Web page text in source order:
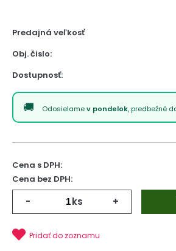
Predajná veľkosť
Obj. čislo:
Dostupnosť:
Odosielamev pondelok, predbežné
Cena s DPH:
Cena bez DPH:
- ks +
Pridať do zoznamu